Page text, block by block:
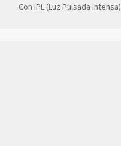
Con IPL (Luz Pulsada Intensa)